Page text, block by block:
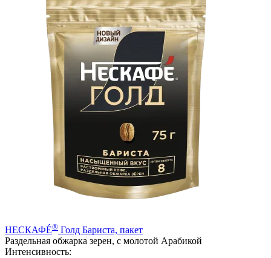
НЕСКАФÉ® Голд Бариста, пакет
Раздельная обжарка зерен, с молотой Арабикой
Интенсивность: